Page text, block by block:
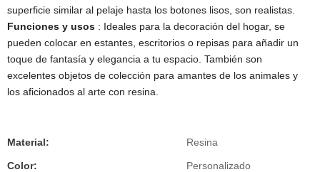
superficie similar al pelaje hasta los botones lisos, son realistas.
Funciones y usos : Ideales para la decoración del hogar, se
pueden colocar en estantes, escritorios o repisas para añadir un
toque de fantasía y elegancia a tu espacio. También son
excelentes objetos de colección para amantes de los animales y
los aficionados al arte con resina.
Material: Resina
Color: Personalizado